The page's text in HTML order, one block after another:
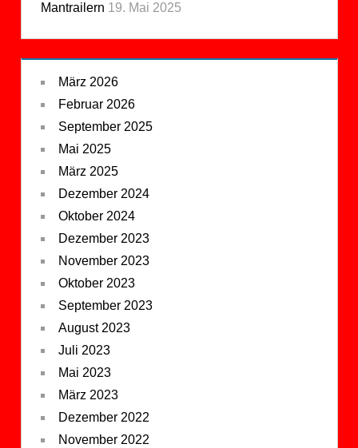
Mantrailern 19. Mai 2025
März 2026
Februar 2026
September 2025
Mai 2025
März 2025
Dezember 2024
Oktober 2024
Dezember 2023
November 2023
Oktober 2023
September 2023
August 2023
Juli 2023
Mai 2023
März 2023
Dezember 2022
November 2022